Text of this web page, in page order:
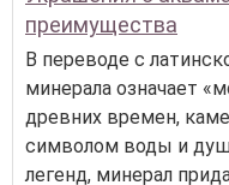
преимущества
В переводе с
минерала означает
древних времен,
символом воды и
легенд, минерал